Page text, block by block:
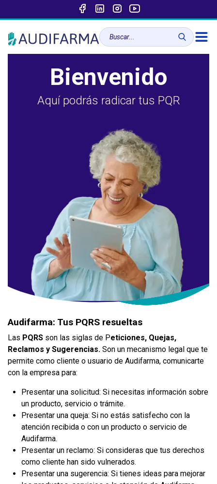
Bienvenido
Aquí podrás radicar tus PQR
Audifarma: Tus PQRS resueltas
Las PQRS son las siglas de Peticiones, Quejas,
Reclamos y Sugerencias. Son un mecanismo legal que te
permite como cliente o usuario de Audifarma, comunicarte
con la empresa para:
Presentar una solicitud: Si necesitas información sobre
un producto, servicio o trámite.
Presentar una queja: Si no estás satisfecho con la
atención recibida o con un producto o servicio de
Audifarma.
Presentar un reclamo: Si consideras que tus derechos
como cliente han sido vulnerados.
Presentar una sugerencia: Si tienes ideas para mejorar